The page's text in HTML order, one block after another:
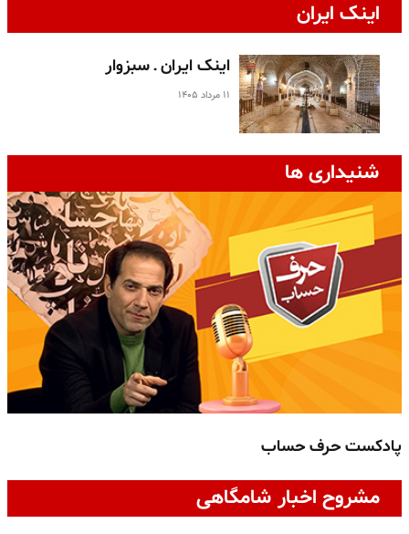
اینک ایران
اینک ایران ـ سبزوار
۱۱ مرداد ۱۴۰۵
شنیداری ها
پادکست حرف حساب
مشروح اخبار شامگاهی